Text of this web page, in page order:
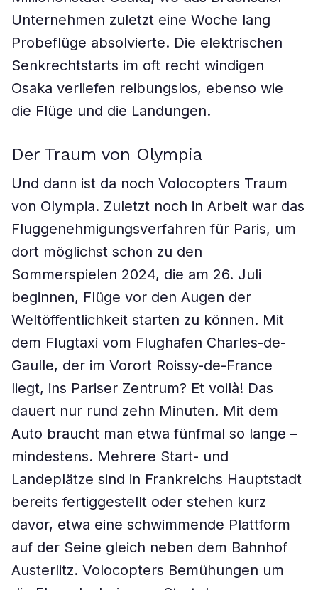
Unternehmen zuletzt eine Woche lang
Probeflüge absolvierte. Die elektrischen
Senkrechtstarts im oft recht windigen
Osaka verliefen reibungslos, ebenso wie
die Flüge und die Landungen.
Der Traum von Olympia
Und dann ist da noch Volocopters Traum
von Olympia. Zuletzt noch in Arbeit war das
Fluggenehmigungsverfahren für Paris, um
dort möglichst schon zu den
Sommerspielen 2024, die am 26. Juli
beginnen, Flüge vor den Augen der
Weltöffentlichkeit starten zu können. Mit
dem Flugtaxi vom Flughafen Charles-de-
Gaulle, der im Vorort Roissy-de-France
liegt, ins Pariser Zentrum? Et voilà! Das
dauert nur rund zehn Minuten. Mit dem
Auto braucht man etwa fünfmal so lange –
mindestens. Mehrere Start- und
Landeplätze sind in Frankreichs Hauptstadt
bereits fertiggestellt oder stehen kurz
davor, etwa eine schwimmende Plattform
auf der Seine gleich neben dem Bahnhof
Austerlitz. Volocopters Bemühungen um